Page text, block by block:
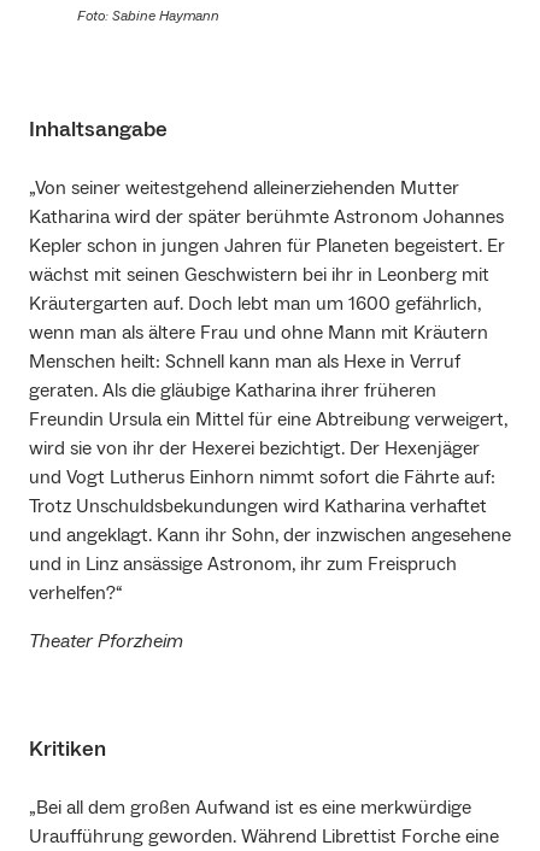
Foto: Sabine Haymann
Inhaltsangabe
„Von seiner weitestgehend alleinerziehenden Mutter
Katharina wird der später berühmte Astronom Johannes
Kepler schon in jungen Jahren für Planeten begeistert. Er
wächst mit seinen Geschwistern bei ihr in Leonberg mit
Kräutergarten auf. Doch lebt man um 1600 gefährlich,
wenn man als ältere Frau und ohne Mann mit Kräutern
Menschen heilt: Schnell kann man als Hexe in Verruf
geraten. Als die gläubige Katharina ihrer früheren
Freundin Ursula ein Mittel für eine Abtreibung verweigert,
wird sie von ihr der Hexerei bezichtigt. Der Hexenjäger
und Vogt Lutherus Einhorn nimmt sofort die Fährte auf:
Trotz Unschuldsbekundungen wird Katharina verhaftet
und angeklagt. Kann ihr Sohn, der inzwischen angesehene
und in Linz ansässige Astronom, ihr zum Freispruch
verhelfen?“
Theater Pforzheim
Kritiken
„Bei all dem großen Aufwand ist es eine merkwürdige
Uraufführung geworden. Während Librettist Forche eine